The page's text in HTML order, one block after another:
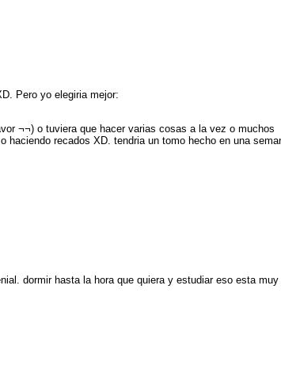
Pero yo elegiria mejor:
¬¬) o tuviera que hacer varias cosas a la vez o muchos
recados XD. tendria un tomo hecho en una
dormir hasta la hora que quiera y estudiar eso esta muy